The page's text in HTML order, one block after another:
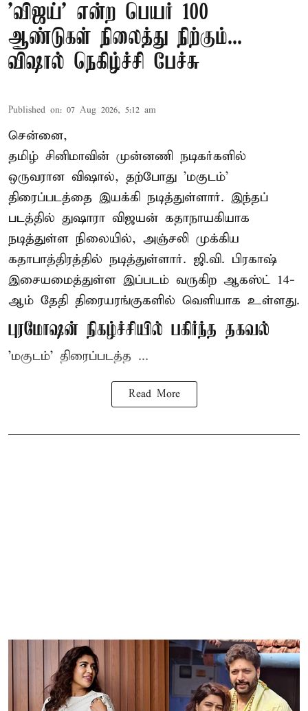
'விஜய்' என்ற பெயர் 100
ஆண்டுகள் நிலைத்து நிற்கும்...
விஷால் நெகிழ்ச்சி பேச்சு
Published on: 07 Aug 2026, 5:12 am
சென்னை,
தமிழ் சினிமாவின் முன்னணி நடிகர்களில்
ஒருவரான விஷால், தற்போது 'மகுடம்'
திரைப்படத்தை இயக்கி நடித்துள்ளார். இந்தப்
படத்தில் துஷாரா விஜயன் கதாநாயகியாக
நடித்துள்ள நிலையில், அஞ்சலி முக்கிய
கதாபாத்திரத்தில் நடித்துள்ளார். ஜி.வி. பிரகாஷ்
இசையமைத்துள்ள இப்படம் வருகிற ஆகஸ்ட் 14-
ஆம் தேதி திரையரங்குகளில் வெளியாக உள்ளது.
புரமோஷன் நிகழ்ச்சியில் பகிர்ந்த தகவல்
'மகுடம்' திரைப்படத்த ...
Read More